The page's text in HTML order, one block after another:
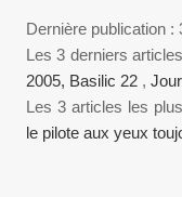
Dernière publication :
Les 3 derniers
2005, Basilic 22 ,
Les 3 articles les
le pilote aux yeux